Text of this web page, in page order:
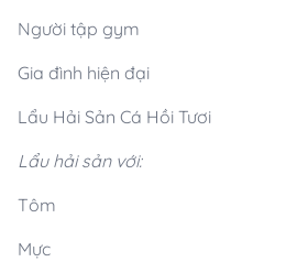
Người tập gym
Gia đình hiện đại
Lẩu Hải Sản Cá Hồi Tươi
Lẩu hải sản với:
Tôm
Mực